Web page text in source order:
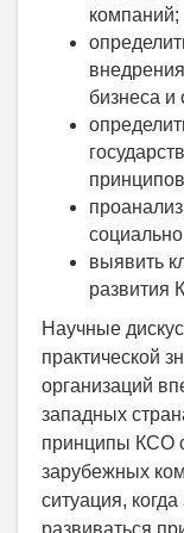
компаний;
бизнеса и
выявить
развития
Научные
практической
организаций
западных
принципы КСО
зарубежных
ситуация,